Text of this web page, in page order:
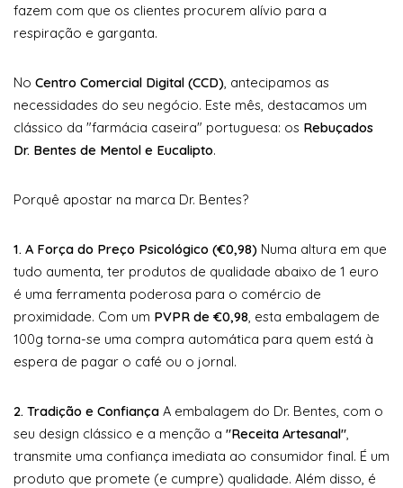
fazem com que os clientes procurem alívio para a
respiração e garganta.
No Centro Comercial Digital (CCD) , antecipamos as
necessidades do seu negócio. Este mês, destacamos um
clássico da "farmácia caseira" portuguesa: os Rebuçados
Dr. Bentes de Mentol e Eucalipto.
Porquê apostar na marca Dr. Bentes?
1. A Força do Preço Psicológico (€0,98) Numa altura em que
tudo aumenta, ter produtos de qualidade abaixo de 1 euro
é uma ferramenta poderosa para o comércio de
proximidade. Com um PVPR de €0,98 , esta embalagem de
100g torna-se uma compra automática para quem está à
espera de pagar o café ou o jornal.
2. Tradição e Confiança A embalagem do Dr. Bentes, com o
seu design clássico e a menção a "Receita Artesanal"
transmite uma confiança imediata ao consumidor final. É um
produto que promete (e cumpre) qualidade. Além disso, é